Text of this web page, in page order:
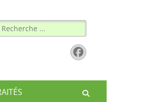
:
Facebook